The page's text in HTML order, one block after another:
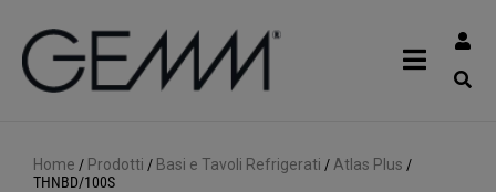
Home / Prodotti / Basi e Tavoli Refrigerati / Atlas Plus /
THNBD/100S